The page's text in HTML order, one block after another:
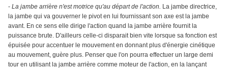
- La jambe arrière n'est motrice qu'au départ de l'action. La jambe directrice,
la jambe qui va gouverner le pivot en lui fournissant son axe est la jambe
avant. En ce sens elle dirige l'action quand la jambe arrière fournit la
puissance brute. D'ailleurs celle-ci disparait bien vite lorsque sa fonction est
épuisée pour accentuer le mouvement en donnant plus d'énergie cinétique
au mouvement, guère plus. Penser que l'on pourra effectuer un large demi
tour en utilisant la jambe arrière comme moteur de l'action, en la lançant